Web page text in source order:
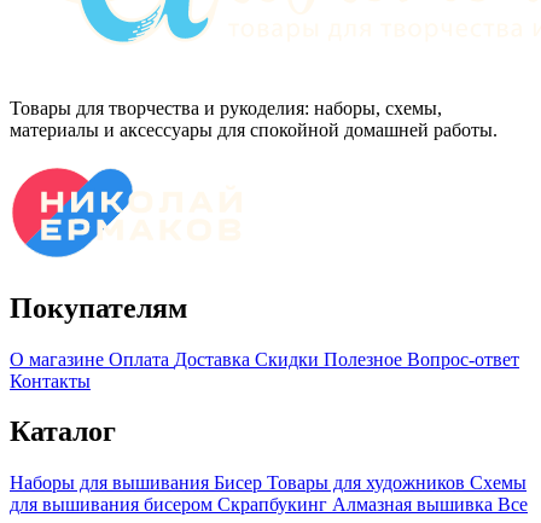
Товары для творчества и рукоделия: наборы, схемы,
материалы и аксессуары для спокойной домашней работы.
Покупателям
О магазине Оплата Доставка Скидки Полезное Вопрос-ответ
Контакты
Каталог
Наборы для вышивания Бисер Товары для художников Схемы
для вышивания бисером Скрапбукинг Алмазная вышивка Все